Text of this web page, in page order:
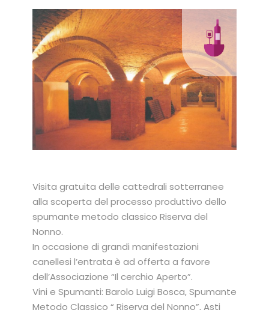
Visita gratuita delle cattedrali sotterranee
alla scoperta del processo produttivo dello
spumante metodo classico Riserva del
Nonno.
In occasione di grandi manifestazioni
canellesi l’entrata è ad offerta a favore
dell’Associazione “Il cerchio Aperto”.
Vini e Spumanti: Barolo Luigi Bosca, Spumante
Metodo Classico “ Riserva del Nonno”, Asti